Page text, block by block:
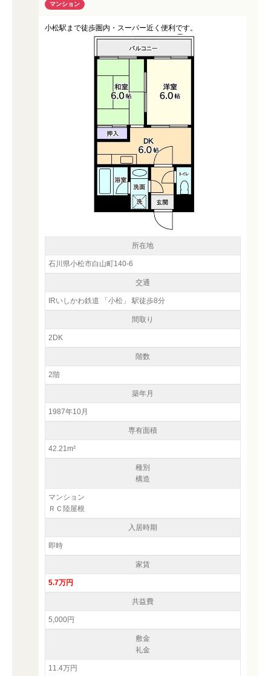
マンション
小松駅まで徒歩圏内・スーパー近く便利です。
所在地
石川県小松市白山町140-6
交通
IRいしかわ鉄道 「小松」 駅徒歩8分
間取り
2DK
階数
2階
築年月
1987年10月
専有面積
42.21m²
種別
構造
マンション
ＲＣ陸屋根
入居時期
即時
家賃
5.7万円
共益費
5,000円
敷金
礼金
11.4万円